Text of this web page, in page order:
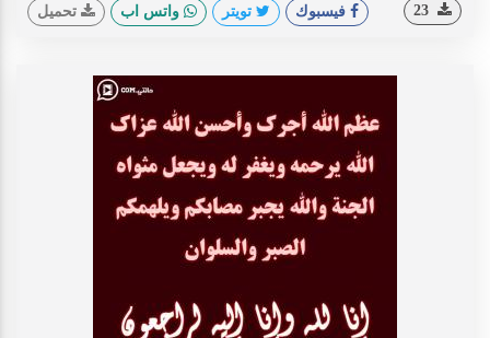
فيسبوك تويتر واتس اب تحميل